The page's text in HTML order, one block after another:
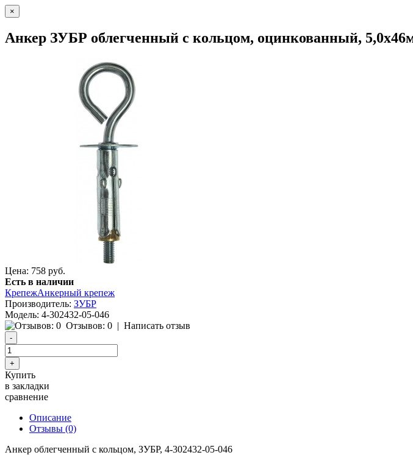
×
Анкер ЗУБР облегченный с кольцом, оцинкованный,
Цена: 758 руб.
Есть в наличии
КрепежАнкерный крепеж
Производитель: ЗУБР
Модель: 4-302432-05-046
Отзывов: 0 | Написать отзыв
Купить
в закладки
сравнение
Описание
Отзывы (0)
Анкер облегченный с кольцом, ЗУБР, 4-302432-05-046